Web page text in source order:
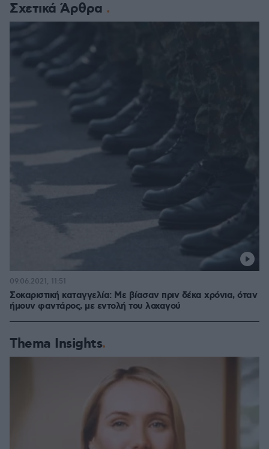
Σχετικά Άρθρα
Σοκαριστική καταγγελία: Με βίασαν πριν δέκα χρόνια, όταν
ήμουν φαντάρος, με εντολή του λοχαγού
09.06.2021, 11:51
Thema Insights